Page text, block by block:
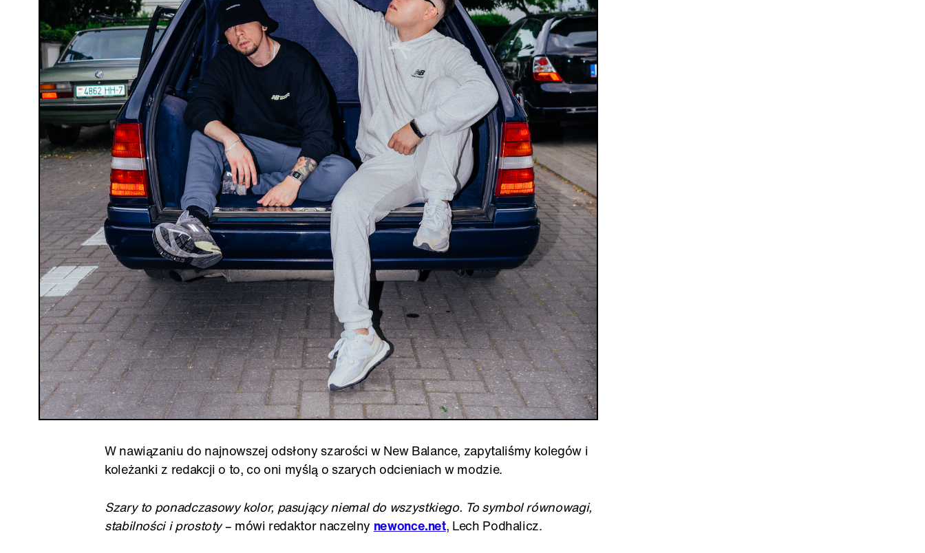
W nawiązaniu do najnowszej odsłony szarości w New Balance, zapytaliśmy kolegów i
koleżanki z redakcji o to, co oni myślą o szarych odcieniach w modzie.
Szary to ponadczasowy kolor, pasujący niemal do wszystkiego. To symbol równowagi,
stabilności i prostoty– mówi redaktor naczelny newonce.net, Lech Podhalicz.